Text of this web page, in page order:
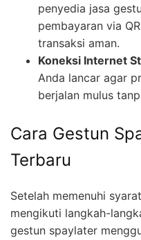
penyedia jasa
pembayaran via
transaksi aman.
Koneksi Internet
Anda lancar agar
berjalan mulus
Cara Gestun
Terbaru
Setelah memenuhi
mengikuti langkah-
gestun spaylater